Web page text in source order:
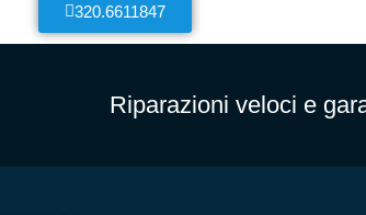
320.6611847
Riparazioni veloci e